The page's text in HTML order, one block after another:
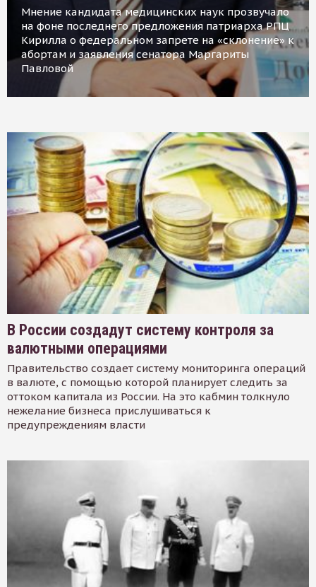
Мнение кандидата медицинских наук прозвучало
на фоне последнего предложения патриарха РПЦ
Кирилла о федеральном запрете на «склонение» к
абортам и заявления сенатора Маргариты
Павловой
В России создадут систему контроля за
валютными операциями
Правительство создает систему мониторинга операций
в валюте, с помощью которой планирует следить за
оттоком капитала из России. На это кабмин толкнуло
нежелание бизнеса прислушиваться к
предупреждениям власти